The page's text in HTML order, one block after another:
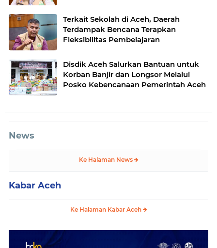
Terkait Sekolah di Aceh, Daerah
Terdampak Bencana Terapkan
Fleksibilitas Pembelajaran
Disdik Aceh Salurkan Bantuan untuk
Korban Banjir dan Longsor Melalui
Posko Kebencanaan Pemerintah Aceh
News
Ke Halaman News
Kabar Aceh
Ke Halaman Kabar Aceh